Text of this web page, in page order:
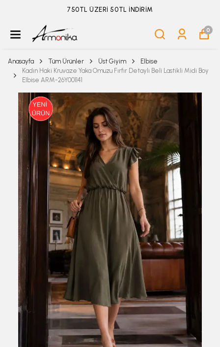
ÜYELİKSİZ SİPARİŞ İADE TALEBİ
0
Anasayfa Tüm Ürünler Üst Giyim
Elbise
Kadın Haki Kruvaze Yaka Omuzu Fırfır Detaylı Beli Lastikli Midi Boy
Elbise ARM-26Y001141